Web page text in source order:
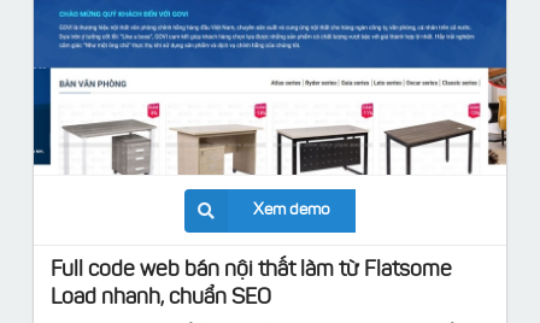
Xem demo
Full code web bán nội thất làm từ Flatsome
Load nhanh, chuẩn SEO